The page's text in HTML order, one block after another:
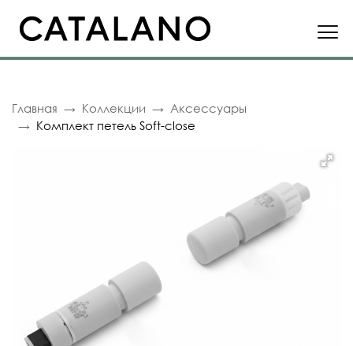
Главная Коллекции
Аксессуары
Комплект петель Soft-close